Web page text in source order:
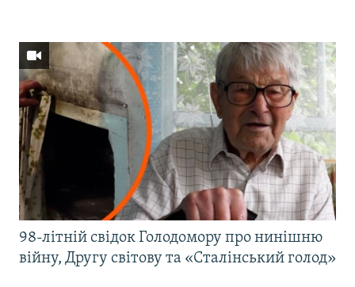
98-літній свідок Голодомору про нинішню
війну, Другу світову та «Сталінський голод»